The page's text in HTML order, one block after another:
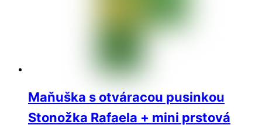
Maňuška s otváracou pusinkou
Stonožka Rafaela + mini prstová